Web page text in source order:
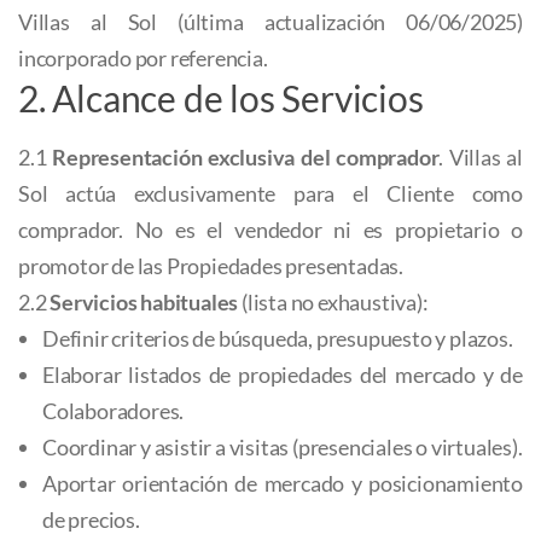
Villas al Sol (última actualización 06/06/2025)
incorporado por referencia.
2. Alcance de los Servicios
2.1 Representación exclusiva del comprador. Villas al
Sol actúa exclusivamente para el Cliente como
comprador. No es el vendedor ni es propietario o
promotor de las Propiedades presentadas.
2.2Servicios habituales(lista no exhaustiva):
Definir criterios de búsqueda, presupuesto y plazos.
Elaborar listados de propiedades del mercado y de
Colaboradores.
Coordinar y asistir a visitas (presenciales o virtuales).
Aportar orientación de mercado y posicionamiento
de precios.